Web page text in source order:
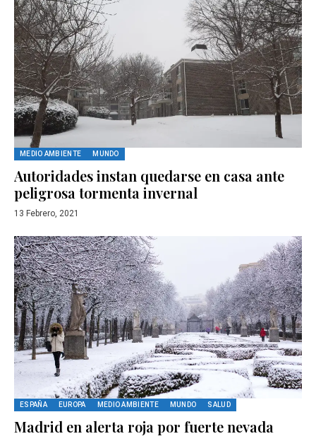
MEDIO AMBIENTE MUNDO
Autoridades instan quedarse en casa ante
peligrosa tormenta invernal
13 Febrero, 2021
ESPAÑA EUROPA MEDIO AMBIENTE MUNDO SALUD
Madrid en alerta roja por fuerte nevada